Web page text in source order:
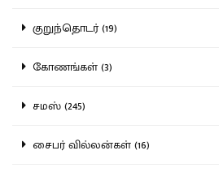
குறுந்தொடர் (19)
கோணங்கள் (3)
சமஸ் (245)
சைபர் வில்லன்கள் (16)